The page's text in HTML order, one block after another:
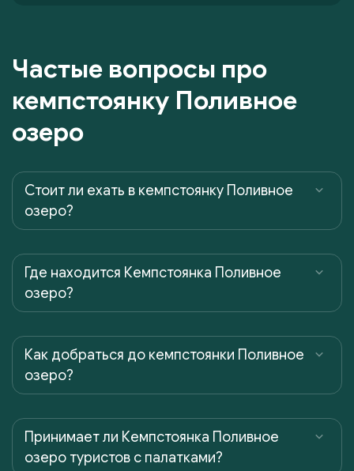
Частые вопросы про
кемпстоянку Поливное
озеро
Cтоит ли ехать в кемпстоянку Поливное
озеро?
Где находится Кемпстоянка Поливное
озеро?
Как добраться до кемпстоянки Поливное
озеро?
Принимает ли Кемпстоянка Поливное
озеро туристов с палатками?